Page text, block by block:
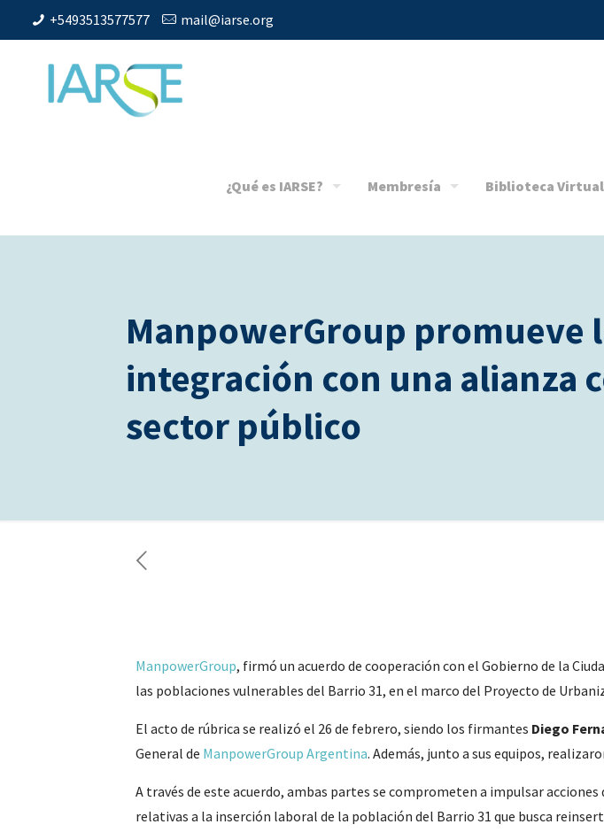
+5493513577577 mail@iarse.org
¿Qué es IARSE? Membresía Biblioteca Virtual
ManpowerGroup promueve
integración con una alianza
sector público
ManpowerGroup, firmó un acuerdo de cooperación con el Gobierno de la
las poblaciones vulnerables del Barrio 31, en el marco del Proyecto de
El acto de rúbrica se realizó el 26 de febrero, siendo los firmantes Diego
General de ManpowerGroup Argentina. Además, junto a sus equipos,
A través de este acuerdo, ambas partes se comprometen a impulsar
relativas a la inserción laboral de la población del Barrio 31 que busca